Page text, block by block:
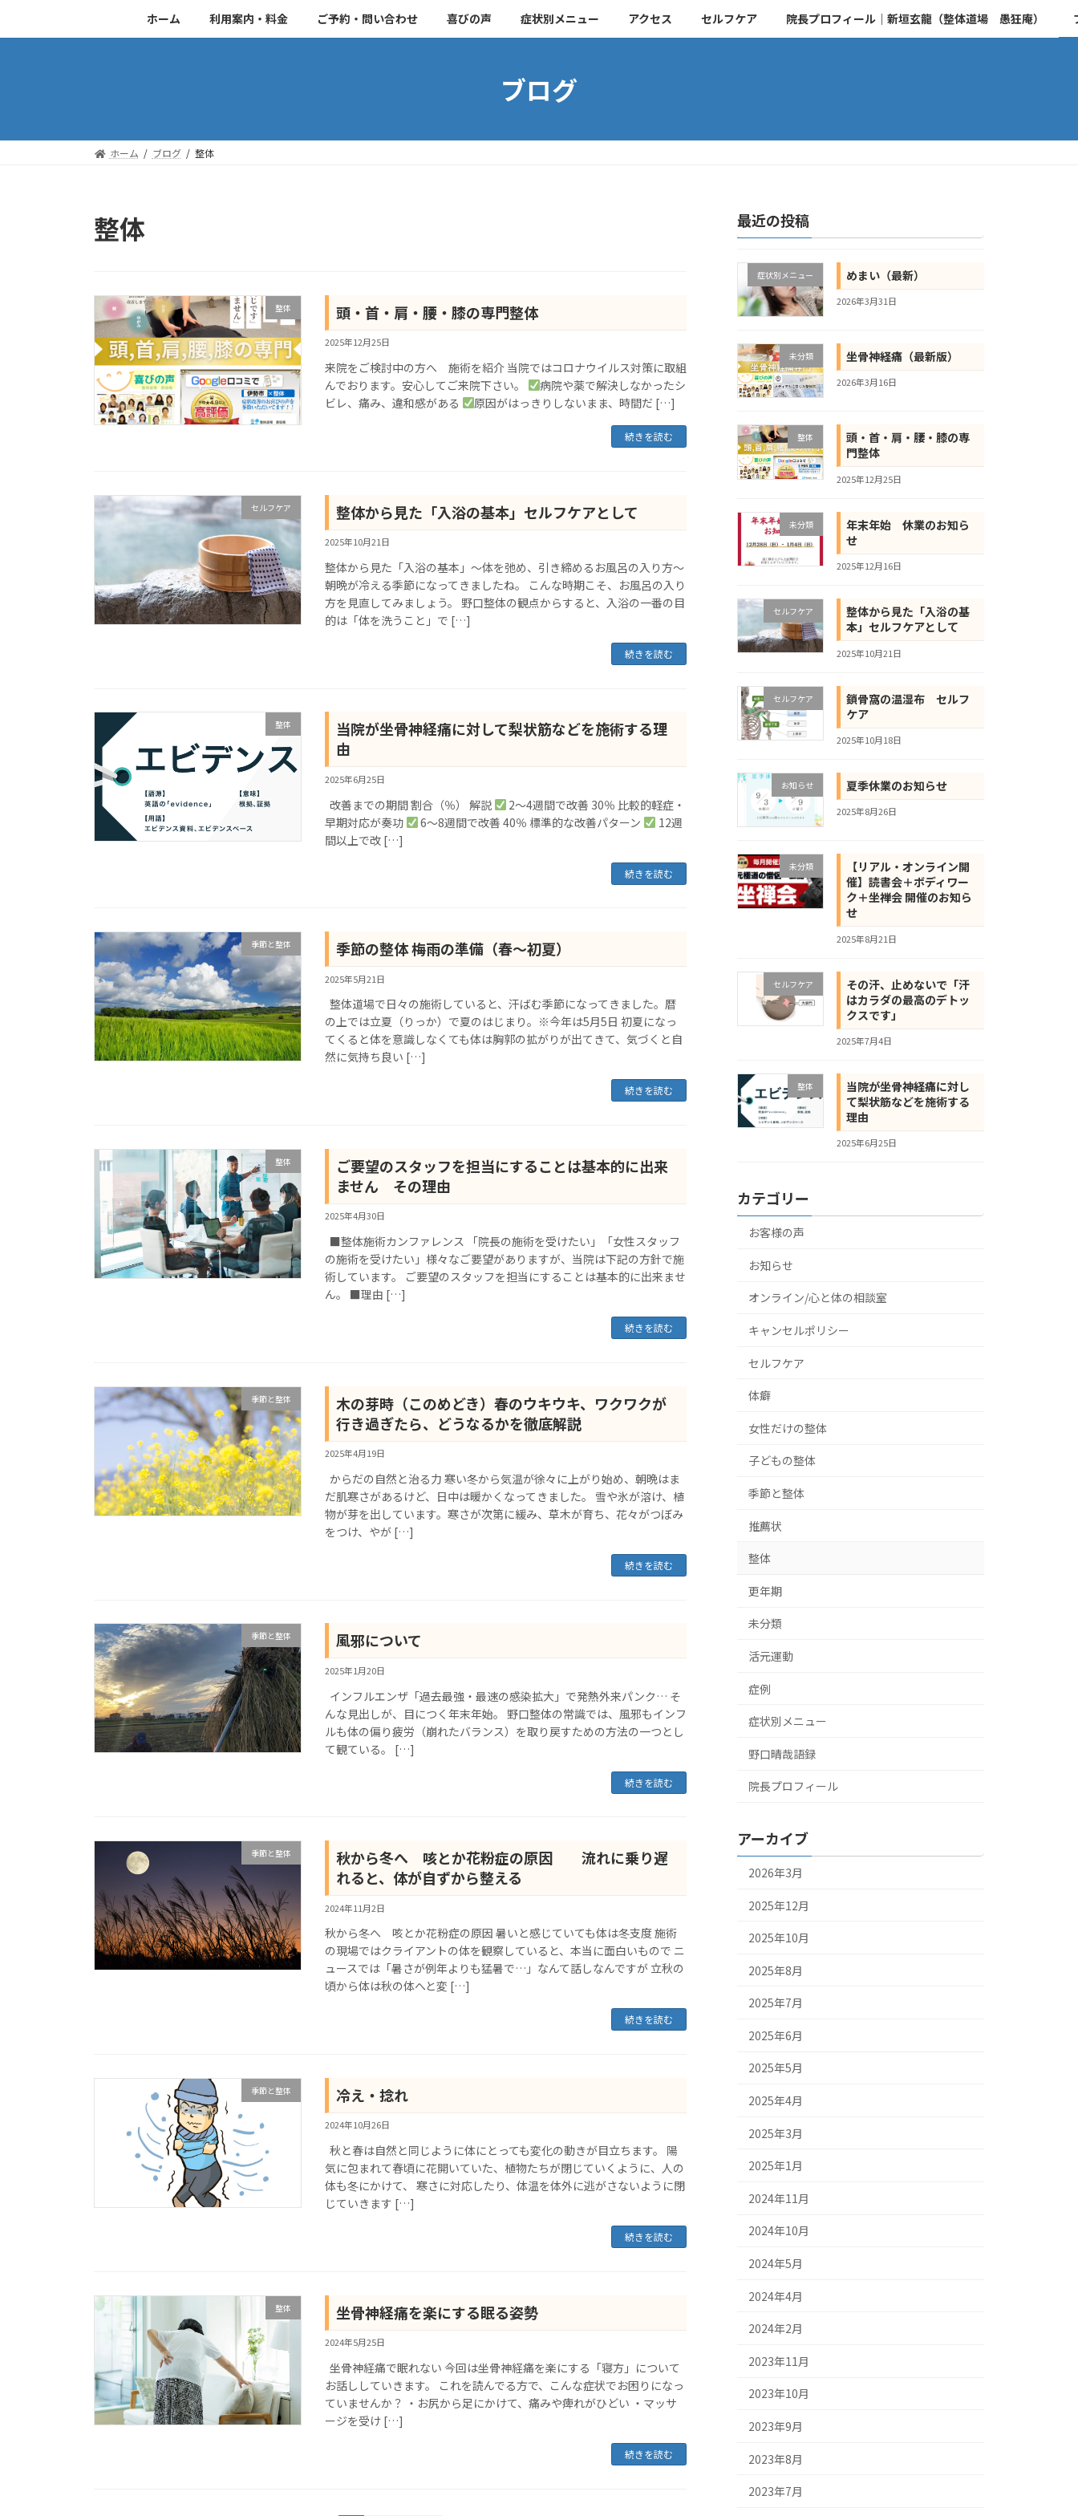
キ
に
ホーム 利用案内・料金 ご予約・問い合わせ 喜びの声 症状別メニュー アクセス セルフケア 院長プロフィール｜新垣玄龍（整体道場 愚狂庵）
ブログ
ホーム ブログ 整体
整体
整体 頭・首・肩・腰・膝の専門整体
2025年12月25日
来院をご検討中の方へ 施術を紹介 当院ではコロナウイルス対策に取組
んでおります。安心してご来院下さい。
病院や薬で解決しなかったシ
ビレ、痛み、違和感がある
原因がはっきりしないまま、時間だ […]
続きを読む
セルフケア 整体から見た「入浴の基本」セルフケアとして
2025年10月21日
整体から見た「入浴の基本」〜体を弛め、引き締めるお風呂の入り方〜
朝晩が冷える季節になってきましたね。 こんな時期こそ、お風呂の入り
方を見直してみましょう。 野口整体の観点からすると、入浴の一番の目
的は「体を洗うこと」で […]
続きを読む
整体
当院が坐骨神経痛に対して梨状筋などを施術する理
由
2025年6月25日
改善までの期間 割合（％） 解説
2〜4週間で改善 30％ 比較的軽症・
早期対応が奏功
6〜8週間で改善 40％ 標準的な改善パターン
12週
間以上で改 […]
続きを読む
季節と整体 季節の整体 梅雨の準備（春～初夏）
2025年5月21日
整体道場で日々の施術していると、汗ばむ季節になってきました。暦
の上では立夏（りっか）で夏のはじまり。※今年は5月5日 初夏になっ
てくると体を意識しなくても体は胸郭の拡がりが出てきて、気づくと自
然に気持ち良い […]
続きを読む
整体
ご要望のスタッフを担当にすることは基本的に出来
ません その理由
2025年4月30日
■整体施術カンファレンス 「院長の施術を受けたい」「女性スタッフ
の施術を受けたい」様々なご要望がありますが、当院は下記の方針で施
術しています。 ご要望のスタッフを担当にすることは基本的に出来ませ
ん。 ■理由 […]
続きを読む
季節と整体
木の芽時（このめどき）春のウキウキ、ワクワクが
行き過ぎたら、どうなるかを徹底解説
2025年4月19日
からだの自然と治る力 寒い冬から気温が徐々に上がり始め、朝晩はま
だ肌寒さがあるけど、日中は暖かくなってきました。 雪や氷が溶け、植
物が芽を出しています。寒さが次第に緩み、草木が育ち、花々がつぼみ
をつけ、やが […]
続きを読む
季節と整体 風邪について
2025年1月20日
インフルエンザ「過去最強・最速の感染拡大」で発熱外来パンク… そ
んな見出しが、目につく年末年始。 野口整体の常識では、風邪もインフ
ルも体の偏り疲労（崩れたバランス）を取り戻すための方法の一つとし
て観ている。 […]
続きを読む
季節と整体
秋から冬へ 咳とか花粉症の原因 流れに乗り遅
れると、体が自ずから整える
2024年11月2日
秋から冬へ 咳とか花粉症の原因 暑いと感じていても体は冬支度 施術
の現場ではクライアントの体を観察していると、本当に面白いもので ニ
ュースでは「暑さが例年よりも猛暑で…」なんて話しなんですが 立秋の
頃から体は秋の体へと変 […]
続きを読む
季節と整体 冷え・捻れ
2024年10月26日
秋と春は自然と同じように体にとっても変化の動きが目立ちます。 陽
気に包まれて春頃に花開いていた、植物たちが閉じていくように、人の
体も冬にかけて、 寒さに対応したり、体温を体外に逃がさないように閉
じていきます […]
続きを読む
整体 坐骨神経痛を楽にする眠る姿勢
2024年5月25日
坐骨神経痛で眠れない 今回は坐骨神経痛を楽にする「寝方」について
お話ししていきます。 これを読んでる方で、こんな症状でお困りになっ
ていませんか？ ・お尻から足にかけて、痛みや痺れがひどい ・マッサ
ージを受け […]
続きを読む
最近の投稿
症状別メニュー めまい（最新）
2026年3月31日
未分類 坐骨神経痛（最新版）
2026年3月16日
整体
頭・首・肩・腰・膝の専
門整体
2025年12月25日
未分類
年末年始 休業のお知ら
せ
2025年12月16日
セルフケア
整体から見た「入浴の基
本」セルフケアとして
2025年10月21日
セルフケア
鎖骨窩の温湿布 セルフ
ケア
2025年10月18日
お知らせ 夏季休業のお知らせ
2025年8月26日
未分類
【リアル・オンライン開
催】読書会＋ボディワー
ク＋坐禅会 開催のお知ら
せ
2025年8月21日
セルフケア
その汗、止めないで「汗
はカラダの最高のデトッ
クスです」
2025年7月4日
整体
当院が坐骨神経痛に対し
て梨状筋などを施術する
理由
2025年6月25日
カテゴリー
お客様の声
お知らせ
オンライン/心と体の相談室
キャンセルポリシー
セルフケア
体癖
女性だけの整体
子どもの整体
季節と整体
推薦状
整体
更年期
未分類
活元運動
症例
症状別メニュー
野口晴哉語録
院長プロフィール
アーカイブ
2026年3月
2025年12月
2025年10月
2025年8月
2025年7月
2025年6月
2025年5月
2025年4月
2025年3月
2025年1月
2024年11月
2024年10月
2024年5月
2024年4月
2024年2月
2023年11月
2023年10月
2023年9月
2023年8月
2023年7月